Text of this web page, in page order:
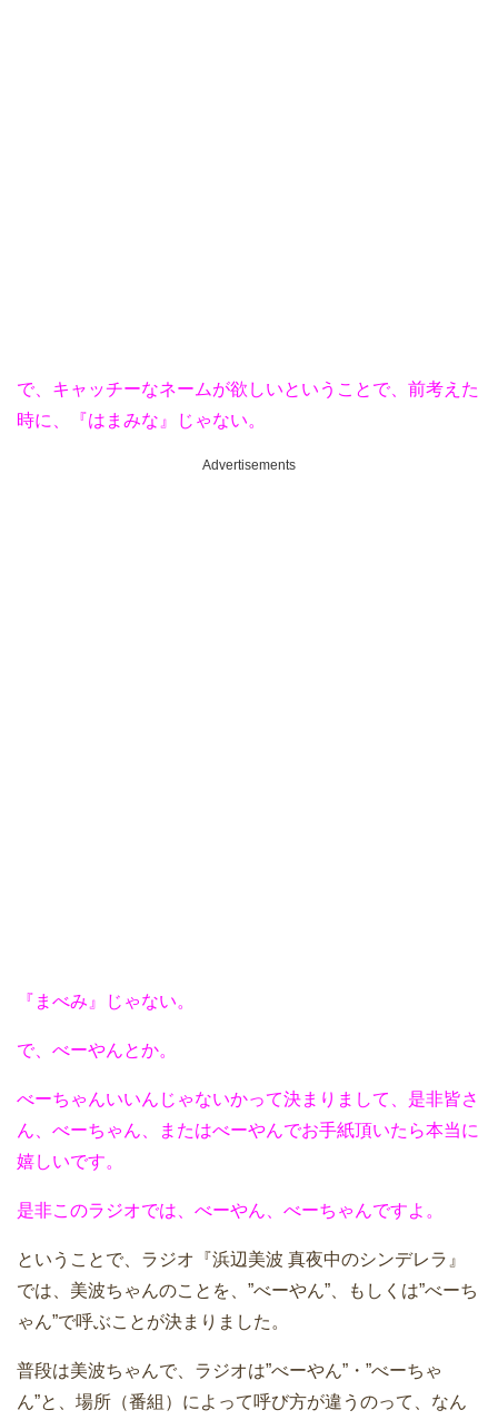
で、キャッチーなネームが欲しいということで、前考えた
時に、『はまみな』じゃない。
Advertisements
『まべみ』じゃない。
で、べーやんとか。
べーちゃんいいんじゃないかって決まりまして、是非皆さ
ん、べーちゃん、またはべーやんでお手紙頂いたら本当に
嬉しいです。
是非このラジオでは、べーやん、べーちゃんですよ。
ということで、ラジオ『浜辺美波 真夜中のシンデレラ』
では、美波ちゃんのことを、”べーやん”、もしくは”べーち
ゃん”で呼ぶことが決まりました。
普段は美波ちゃんで、ラジオは”べーやん”・”べーちゃ
ん”と、場所（番組）によって呼び方が違うのって、なん